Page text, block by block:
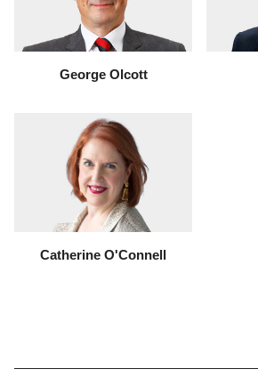
George Olcott
Catherine O'Connell